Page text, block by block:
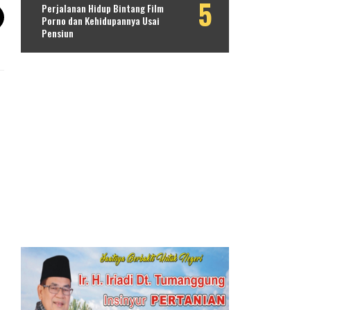
Perjalanan Hidup Bintang Film
Porno dan Kehidupannya Usai
Pensiun